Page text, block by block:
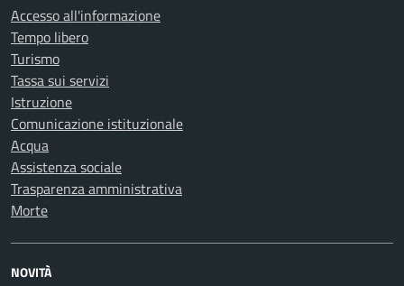
Accesso all'informazione
Tempo libero
Turismo
Tassa sui servizi
Istruzione
Comunicazione istituzionale
Acqua
Assistenza sociale
Trasparenza amministrativa
Morte
NOVITÀ